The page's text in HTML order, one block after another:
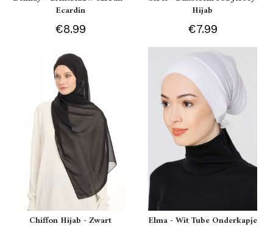
Ecardin
€8.99
Hijab
€7.99
Chiffon Hijab - Zwart Elma - Wit Tube Onderkapje